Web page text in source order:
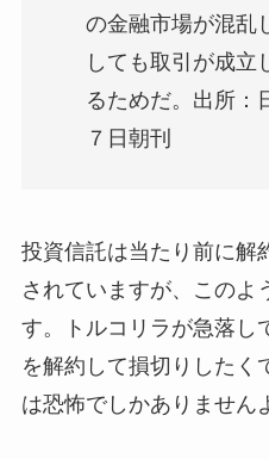
の金融市場が混乱
しても取引が成立
るためだ。出所
７日朝刊
投資信託は当たり前に解
されていますが、このよ
す。トルコリラが急落し
を解約して損切りしたく
は恐怖でしかありません